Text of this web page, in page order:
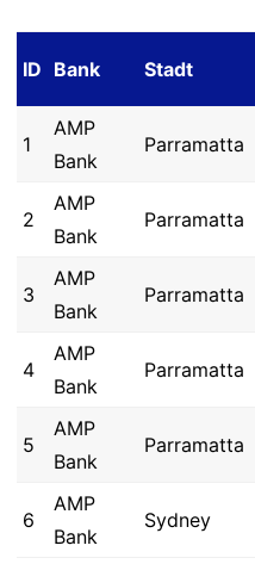
ID Bank Stadt
1
AMP
Bank
Parramatta
2
AMP
Bank
Parramatta
3
AMP
Bank
Parramatta
4
AMP
Bank
Parramatta
5
AMP
Bank
Parramatta
6
AMP
Bank
Sydney